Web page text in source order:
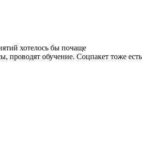
хотелось бы почаще
обучение. Соцпакет тоже